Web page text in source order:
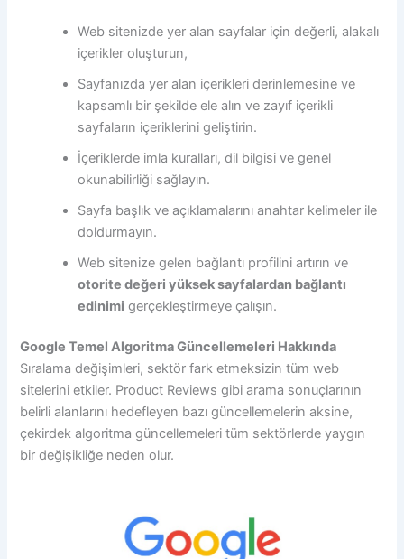
Web sitenizde yer alan sayfalar için değerli, alakalı
içerikler oluşturun,
Sayfanızda yer alan içerikleri derinlemesine ve
kapsamlı bir şekilde ele alın ve zayıf içerikli
sayfaların içeriklerini geliştirin.
İçeriklerde imla kuralları, dil bilgisi ve genel
okunabilirliği sağlayın.
Sayfa başlık ve açıklamalarını anahtar kelimeler ile
doldurmayın.
Web sitenize gelen bağlantı profilini artırın ve
otorite değeri yüksek sayfalardan bağlantı
edinimi gerçekleştirmeye çalışın.
Google Temel Algoritma Güncellemeleri Hakkında
Sıralama değişimleri, sektör fark etmeksizin tüm web
sitelerini etkiler. Product Reviews gibi arama sonuçlarının
belirli alanlarını hedefleyen bazı güncellemelerin aksine,
çekirdek algoritma güncellemeleri tüm sektörlerde yaygın
bir değişikliğe neden olur.